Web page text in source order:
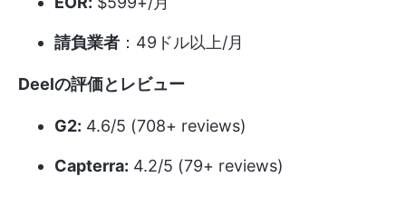
請負業者 ：49ドル以上/月
Deelの評価とレビュー
G2: 4.6/5 (708+ reviews)
Capterra: 4.2/5 (79+ reviews)